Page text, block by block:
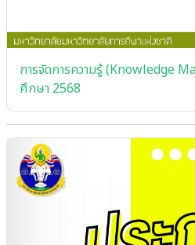
การจัดการความรู้ (Knowledge
ศึกษา 2568